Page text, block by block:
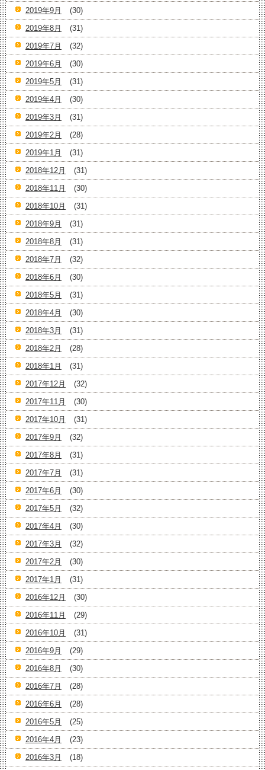
2019年9月
(30)
2019年8月
(31)
2019年7月
(32)
2019年6月
(30)
2019年5月
(31)
2019年4月
(30)
2019年3月
(31)
2019年2月
(28)
2019年1月
(31)
2018年12月
(31)
2018年11月
(30)
2018年10月
(31)
2018年9月
(31)
2018年8月
(31)
2018年7月
(32)
2018年6月
(30)
2018年5月
(31)
2018年4月
(30)
2018年3月
(31)
2018年2月
(28)
2018年1月
(31)
2017年12月
(32)
2017年11月
(30)
2017年10月
(31)
2017年9月
(32)
2017年8月
(31)
2017年7月
(31)
2017年6月
(30)
2017年5月
(32)
2017年4月
(30)
2017年3月
(32)
2017年2月
(30)
2017年1月
(31)
2016年12月
(30)
2016年11月
(29)
2016年10月
(31)
2016年9月
(29)
2016年8月
(30)
2016年7月
(28)
2016年6月
(28)
2016年5月
(25)
2016年4月
(23)
2016年3月
(18)